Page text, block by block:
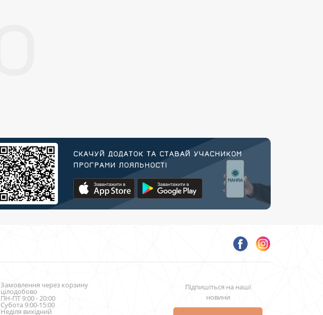
СКАЧУЙ ДОДАТОК ТА СТАВАЙ УЧАСНИКОМ
ПРОГРАМИ ЛОЯЛЬНОСТІ
Замовлення через корзину
цілодобово
ПН-ПТ 9:00 - 20:00
Субота 9:00-15:00
Неділя вихідний
Підпишіться на наші
новини